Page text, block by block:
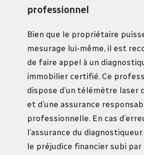
professionnel
Bien que le propriétaire
mesurage lui-même, il est
de faire appel à un
immobilier certifié. Ce
dispose d’un télémètre laser
et d’une assurance
professionnelle. En cas
l’assurance du
le préjudice financier subi par